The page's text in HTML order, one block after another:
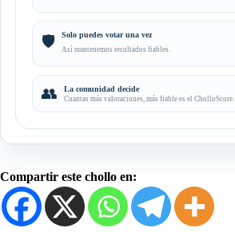
🛡️ Solo puedes votar una vez
Así mantenemos resultados fiables.
👥 La comunidad decide
Cuantas más valoraciones, más fiable es el CholloScore.
Compartir este chollo en: